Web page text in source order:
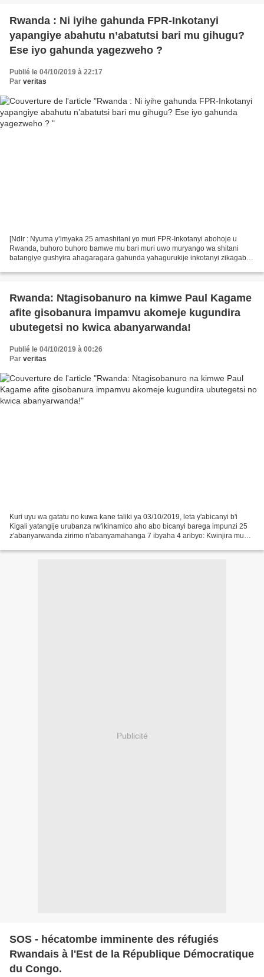
Rwanda : Ni iyihe gahunda FPR-Inkotanyi
yapangiye abahutu n’abatutsi bari mu gihugu?
Ese iyo gahunda yagezweho ?
Publié le 04/10/2019 à 22:17
Par veritas
[Ndlr : Nyuma y’imyaka 25 amashitani yo muri FPR-Inkotanyi abohoje u
Rwanda, buhoro buhoro bamwe mu bari muri uwo muryango wa shitani
batangiye gushyira ahagaragara gahunda yahagurukije inkotanyi zikagaba
Rwanda: Ntagisobanuro na kimwe Paul Kagame
afite gisobanura impamvu akomeje kugundira
ubutegetsi no kwica abanyarwanda!
Publié le 04/10/2019 à 00:26
Par veritas
Kuri uyu wa gatatu no kuwa kane taliki ya 03/10/2019, leta y'abicanyi b'i
Kigali yatangije urubanza rw'ikinamico aho abo bicanyi barega impunzi 25
z'abanyarwanda zirimo n'abanyamahanga 7 ibyaha 4 aribyo: Kwinjira mu
Publicité
SOS - hécatombe imminente des réfugiés
Rwandais à l'Est de la République Démocratique
du Congo.